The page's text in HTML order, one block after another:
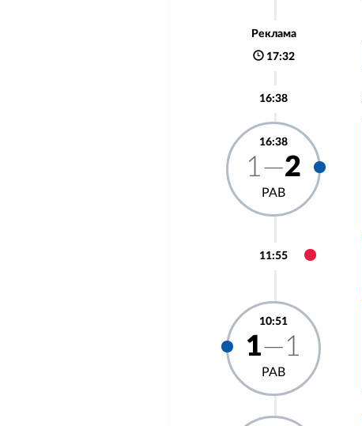
Реклама
17:32
16:38
16:38
1—2
РАВ
11:55
10:51
1—1
РАВ